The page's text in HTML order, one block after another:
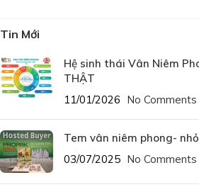
Tin Mới
Hệ sinh thái Vân Niêm
THẬT
11/01/2026 No Comments
Tem vân niêm phong-
03/07/2025 No Comments